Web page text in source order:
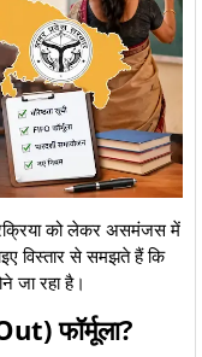
को लेकर असमंजस में
विस्तार से समझते हैं कि
जा रहा है।
फॉर्मूला?